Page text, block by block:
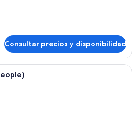
Consultar precios y disponibilidad
Habitación de hotel con una cama